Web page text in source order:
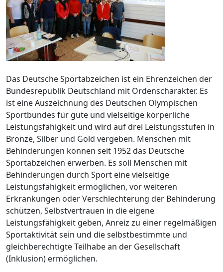
Das Deutsche Sportabzeichen ist ein Ehrenzeichen der
Bundesrepublik Deutschland mit Ordenscharakter. Es
ist eine Auszeichnung des Deutschen Olympischen
Sportbundes für gute und vielseitige körperliche
Leistungsfähigkeit und wird auf drei Leistungsstufen in
Bronze, Silber und Gold vergeben. Menschen mit
Behinderungen können seit 1952 das Deutsche
Sportabzeichen erwerben. Es soll Menschen mit
Behinderungen durch Sport eine vielseitige
Leistungsfähigkeit ermöglichen, vor weiteren
Erkrankungen oder Verschlechterung der Behinderung
schützen, Selbstvertrauen in die eigene
Leistungsfähigkeit geben, Anreiz zu einer regelmäßigen
Sportaktivität sein und die selbstbestimmte und
gleichberechtigte Teilhabe an der Gesellschaft
(Inklusion) ermöglichen.